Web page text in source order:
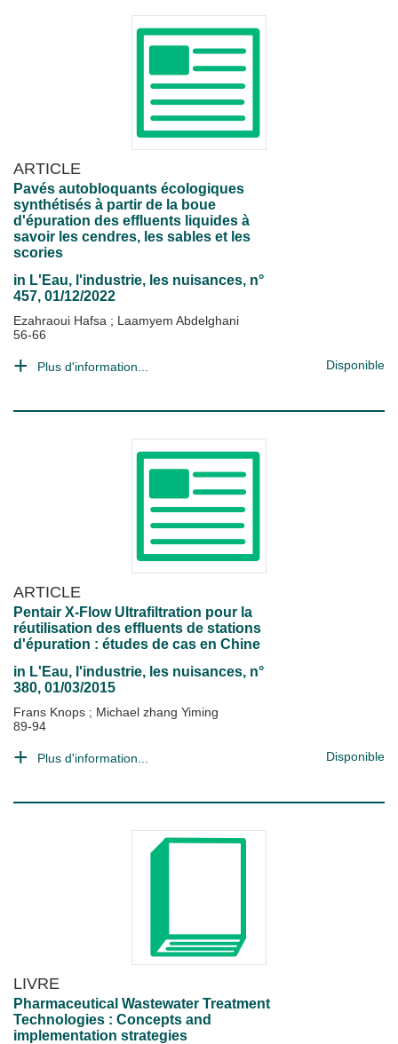
ARTICLE
Pavés autobloquants écologiques
synthétisés à partir de la boue
d'épuration des effluents liquides à
savoir les cendres, les sables et les
scories
in L'Eau, l'industrie, les nuisances, n°
457, 01/12/2022
Ezahraoui Hafsa ; Laamyem Abdelghani
56-66
Plus d'information... Disponible
ARTICLE
Pentair X-Flow Ultrafiltration pour la
réutilisation des effluents de stations
d'épuration : études de cas en Chine
in L'Eau, l'industrie, les nuisances, n°
380, 01/03/2015
Frans Knops ; Michael zhang Yiming
89-94
Plus d'information... Disponible
LIVRE
Pharmaceutical Wastewater Treatment
Technologies : Concepts and
implementation strategies